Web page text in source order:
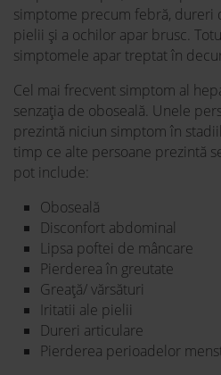
simptome precum febră, dureri
pielii și a ochilor apar brusc.
simptomele apar treptat în
Cel mai frecvent simptom al
senzația de oboseală. Unele
prezintă niciun simptom în
timp ce alte persoane prezintă
pot include:
Oboseală
Disconfort abdominal
Lipsa poftei de mâncare
Pierderea în greutate
Greață/ vărsături
Iritatii ale pielii
Dureri articulare
Pierderea perioadelor